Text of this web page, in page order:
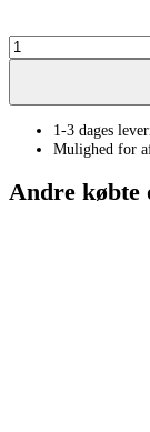
Patches
antal
1-3 dages
Mulighed for
Andre købte